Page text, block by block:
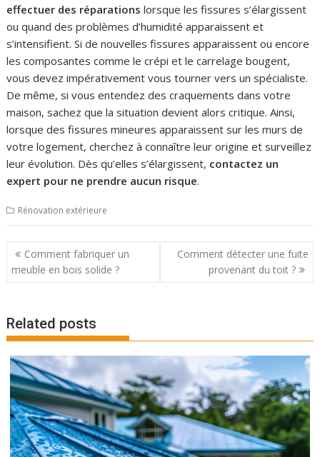
effectuer des réparations lorsque les fissures s’élargissent
ou quand des problèmes d’humidité apparaissent et
s’intensifient. Si de nouvelles fissures apparaissent ou encore
les composantes comme le crépi et le carrelage bougent,
vous devez impérativement vous tourner vers un spécialiste.
De même, si vous entendez des craquements dans votre
maison, sachez que la situation devient alors critique. Ainsi,
lorsque des fissures mineures apparaissent sur les murs de
votre logement, cherchez à connaître leur origine et surveillez
leur évolution. Dès qu’elles s’élargissent, contactez un
expert pour ne prendre aucun risque.
Rénovation extérieure
Navigation
de
l’article
Comment fabriquer un
meuble en bois solide ?
Comment détecter une fuite
provenant du toit ?
Related posts